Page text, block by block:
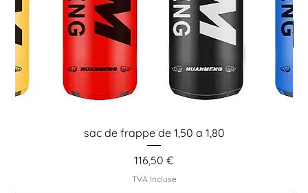
sac de frappe de 1,50 a 1,80
Prix
116,50 €
TVA Incluse